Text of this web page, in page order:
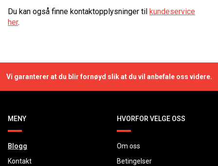
Du kan også finne kontaktopplysninger til kundeservice
her.
Vi garanterer at du blir fornøyd slik at du vil anbefale oss videre.
MENY
Blogg
Kontakt
HVORFOR VELGE OSS
Om oss
Betingelser